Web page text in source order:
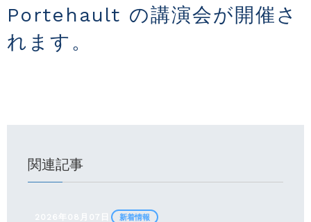
Portehault の講演会が開催さ
れます。
関連記事
2026年08月07日 新着情報